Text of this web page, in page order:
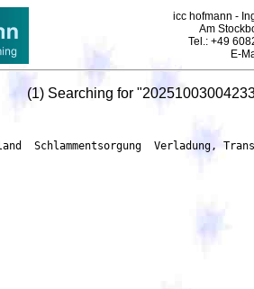
icc hofmann -
Am
Tel.: +49
E-
(1) Searching for
Schlammentsorgung  Verladung,